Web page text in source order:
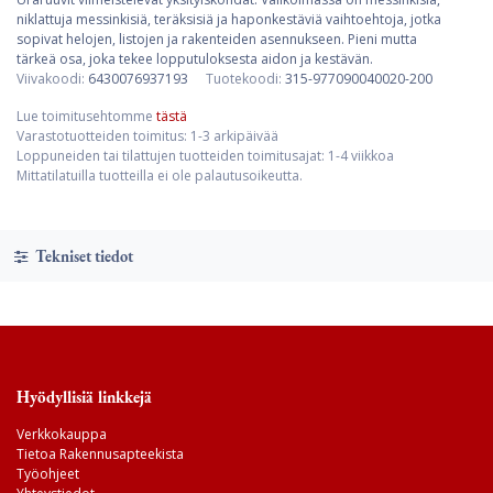
niklattuja messinkisiä, teräksisiä ja haponkestäviä vaihtoehtoja, jotka
sopivat helojen, listojen ja rakenteiden asennukseen. Pieni mutta
tärkeä osa, joka tekee lopputuloksesta aidon ja kestävän.
Viivakoodi: 6430076937193 Tuotekoodi: 315-977090040020-200
Lue toimitusehtomme tästä
Varastotuotteiden toimitus: 1-3 arkipäivää
Loppuneiden tai tilattujen tuotteiden toimitusajat: 1-4 viikkoa
Mittatilatuilla tuotteilla ei ole palautusoikeutta.
Tekniset tiedot
Hyödyllisiä linkkejä
Verkkokauppa
Tietoa Rakennusapteekista
Työohjeet